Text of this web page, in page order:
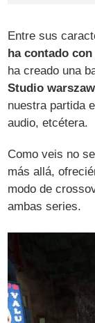
Entre sus
ha contado
ha creado una
Studio
nuestra partida
audio, etcétera.
Como veis no
más allá,
modo de
ambas series.